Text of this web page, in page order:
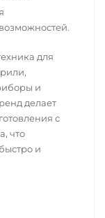
для
и
делает
с
что
и